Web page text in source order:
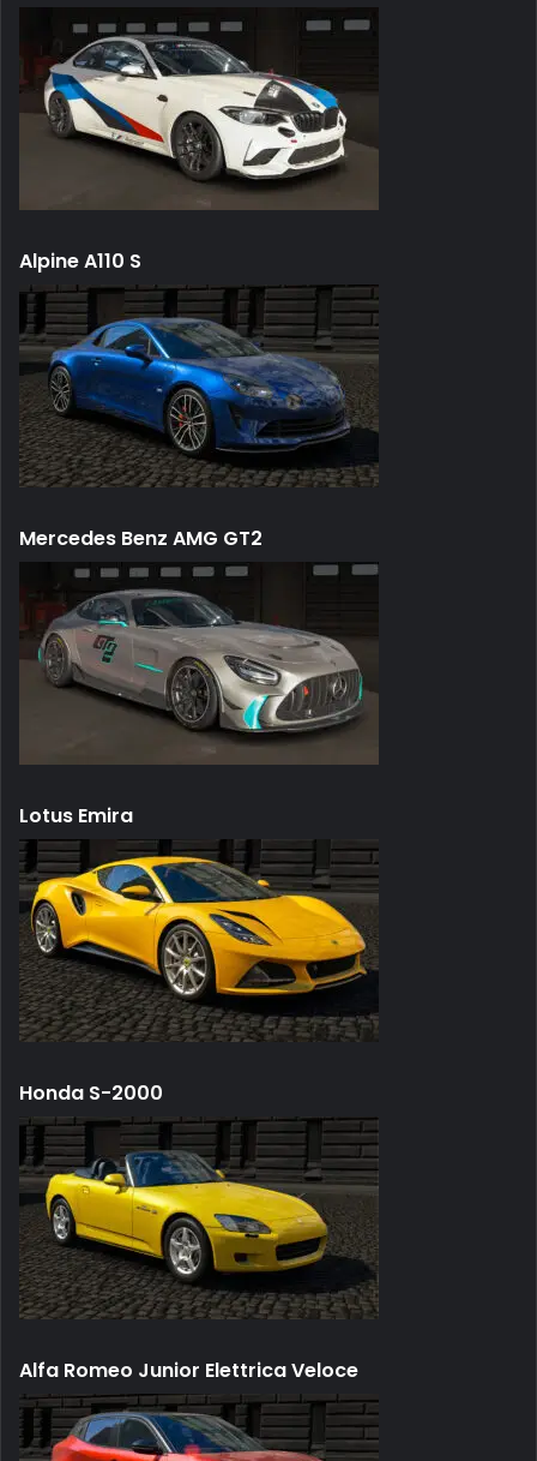
Alpine A110 S
Mercedes Benz AMG GT2
Lotus Emira
Honda S-2000
Alfa Romeo Junior Elettrica Veloce